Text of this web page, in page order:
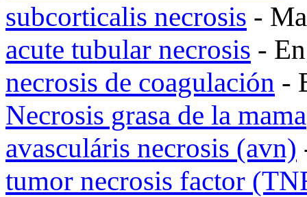
subcorticalis necrosis -
acute tubular necrosis -
necrosis de coagulación -
Necrosis grasa de la mama
avasculáris necrosis (avn)
tumor necrosis factor